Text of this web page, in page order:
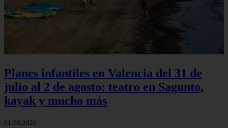
Planes infantiles en Valencia del 31 de
julio al 2 de agosto: teatro en Sagunto,
kayak y mucho más
01/08/2026